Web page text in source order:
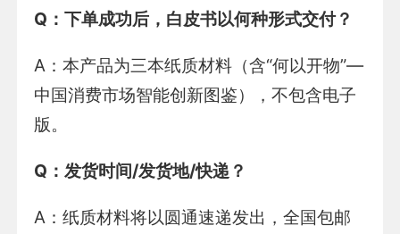
Q ：下单成功后，白皮书以何种形式交付？
A：本产品为三本纸质材料（含“何以开物”—
中国消费市场智能创新图鉴），不包含电子
版。
Q ：发货时间/发货地/快递？
A：纸质材料将以圆通速递发出，全国包邮